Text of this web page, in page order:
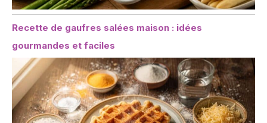
Recette de gaufres salées maison : idées
gourmandes et faciles